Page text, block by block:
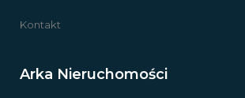
Kontakt
Arka Nieruchomości